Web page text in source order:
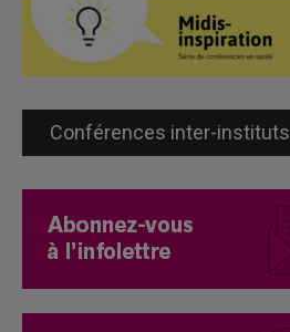
Conférences inter-instituts